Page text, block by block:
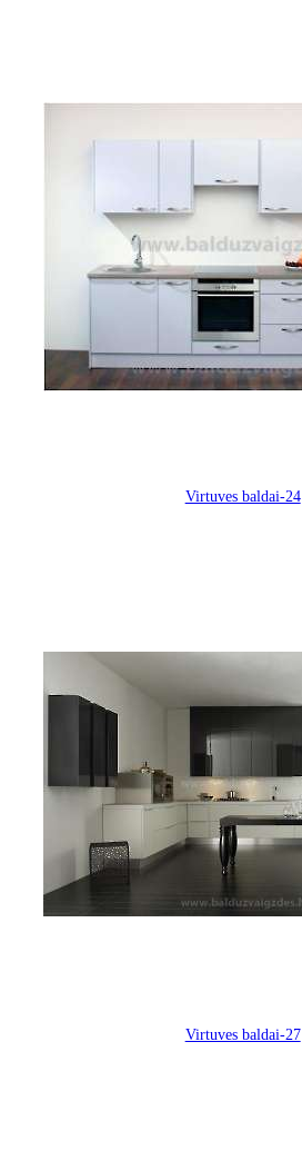
Virtuves baldai-24
Virtuves baldai-27